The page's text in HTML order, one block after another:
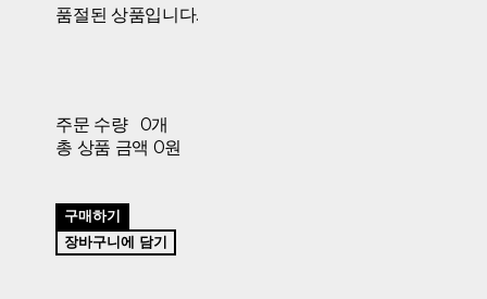
품절된 상품입니다.
주문 수량
0개
총 상품 금액 0원
구매하기
장바구니에 담기